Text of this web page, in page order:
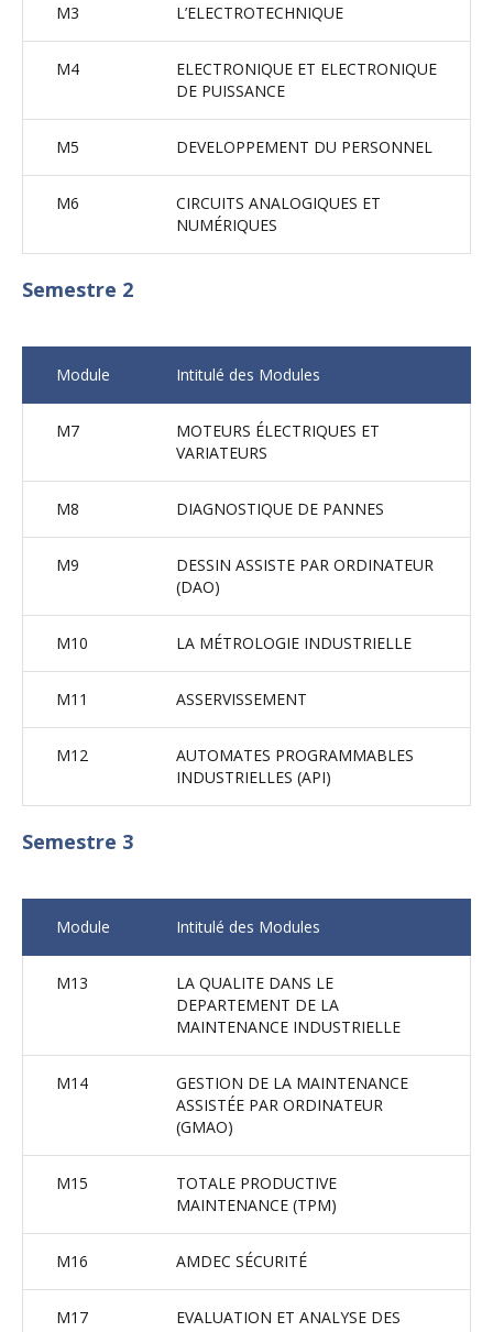
M3 L’ELECTROTECHNIQUE
M4
ELECTRONIQUE ET ELECTRONIQUE
DE PUISSANCE
M5 DEVELOPPEMENT DU PERSONNEL
M6
CIRCUITS ANALOGIQUES ET
NUMÉRIQUES
Semestre 2
Module Intitulé des Modules
M7
MOTEURS ÉLECTRIQUES ET
VARIATEURS
M8 DIAGNOSTIQUE DE PANNES
M9
DESSIN ASSISTE PAR ORDINATEUR
(DAO)
M10 LA MÉTROLOGIE INDUSTRIELLE
M11 ASSERVISSEMENT
M12
AUTOMATES PROGRAMMABLES
INDUSTRIELLES (API)
Semestre 3
Module Intitulé des Modules
M13
LA QUALITE DANS LE
DEPARTEMENT DE LA
MAINTENANCE INDUSTRIELLE
M14
GESTION DE LA MAINTENANCE
ASSISTÉE PAR ORDINATEUR
(GMAO)
M15
TOTALE PRODUCTIVE
MAINTENANCE (TPM)
M16 AMDEC SÉCURITÉ
M17
EVALUATION ET ANALYSE DES